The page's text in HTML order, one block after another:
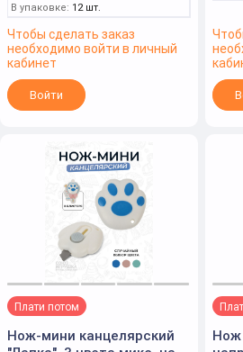
В упаковке: 12 шт.
Чтобы сделать заказ
необходимо войти в личный
кабинет
Войти
Плати потом
Нож-мини канцелярский
Нож